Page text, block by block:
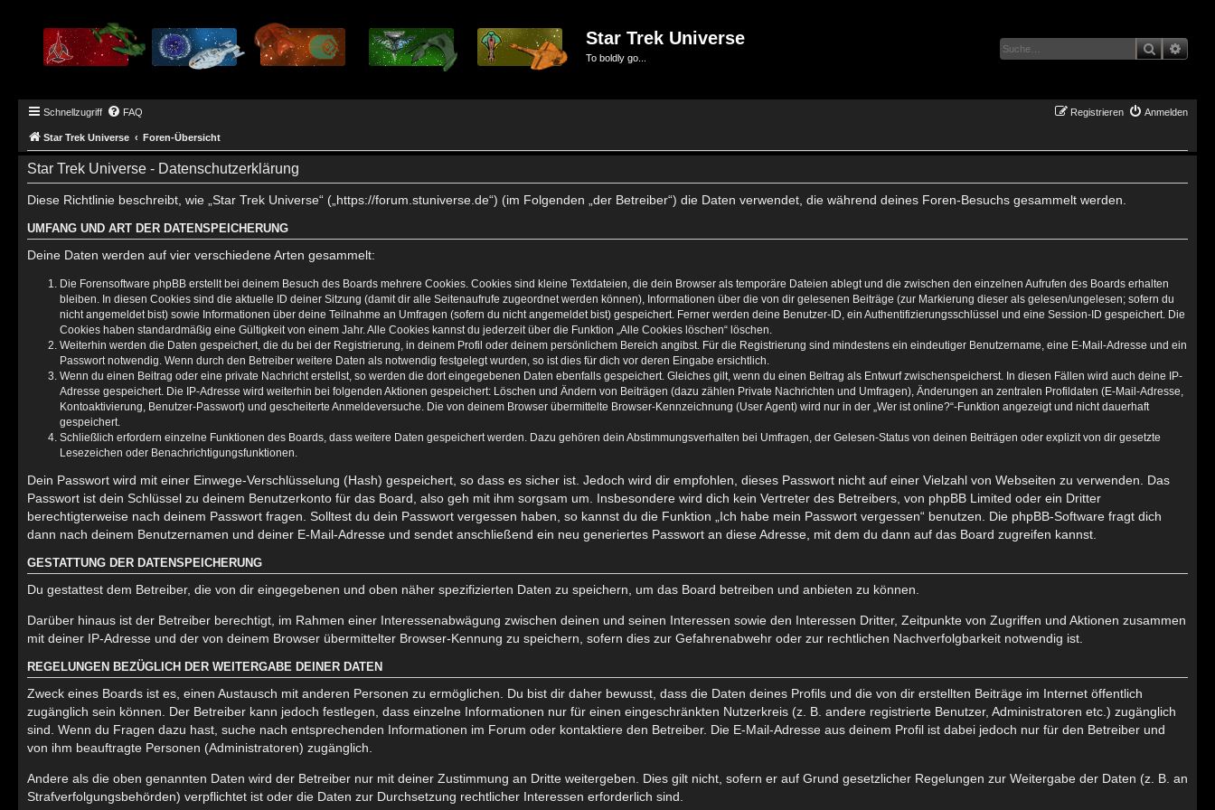
Star Trek Universe
To boldly go...
Suche
Schnellzugriff FAQ Anmelden
Registrieren
Star Trek Universe Foren-Übersicht
Star Trek Universe - Datenschutzerklärung
Diese Richtlinie beschreibt, wie „Star Trek Universe“ („https://forum.stuniverse.de“) (im Folgenden „der Betreiber“) die Daten verwendet, die während deines Foren-Besuchs gesammelt werden.
UMFANG UND ART DER DATENSPEICHERUNG
Deine Daten werden auf vier verschiedene Arten gesammelt:
Die Forensoftware phpBB erstellt bei deinem Besuch des Boards mehrere Cookies. Cookies sind kleine Textdateien, die dein Browser als temporäre Dateien ablegt und die zwischen den einzelnen Aufrufen des Boards erhalten
bleiben. In diesen Cookies sind die aktuelle ID deiner Sitzung (damit dir alle Seitenaufrufe zugeordnet werden können), Informationen über die von dir gelesenen Beiträge (zur Markierung dieser als gelesen/ungelesen; sofern du
nicht angemeldet bist) sowie Informationen über deine Teilnahme an Umfragen (sofern du nicht angemeldet bist) gespeichert. Ferner werden deine Benutzer-ID, ein Authentifizierungsschlüssel und eine Session-ID gespeichert. Die
Cookies haben standardmäßig eine Gültigkeit von einem Jahr. Alle Cookies kannst du jederzeit über die Funktion „Alle Cookies löschen“ löschen.
Weiterhin werden die Daten gespeichert, die du bei der Registrierung, in deinem Profil oder deinem persönlichem Bereich angibst. Für die Registrierung sind mindestens ein eindeutiger Benutzername, eine E-Mail-Adresse und ein
Passwort notwendig. Wenn durch den Betreiber weitere Daten als notwendig festgelegt wurden, so ist dies für dich vor deren Eingabe ersichtlich.
Wenn du einen Beitrag oder eine private Nachricht erstellst, so werden die dort eingegebenen Daten ebenfalls gespeichert. Gleiches gilt, wenn du einen Beitrag als Entwurf zwischenspeicherst. In diesen Fällen wird auch deine IP-
Adresse gespeichert. Die IP-Adresse wird weiterhin bei folgenden Aktionen gespeichert: Löschen und Ändern von Beiträgen (dazu zählen Private Nachrichten und Umfragen), Änderungen an zentralen Profildaten (E-Mail-Adresse,
Kontoaktivierung, Benutzer-Passwort) und gescheiterte Anmeldeversuche. Die von deinem Browser übermittelte Browser-Kennzeichnung (User Agent) wird nur in der „Wer ist online?“-Funktion angezeigt und nicht dauerhaft
gespeichert.
Schließlich erfordern einzelne Funktionen des Boards, dass weitere Daten gespeichert werden. Dazu gehören dein Abstimmungsverhalten bei Umfragen, der Gelesen-Status von deinen Beiträgen oder explizit von dir gesetzte
Lesezeichen oder Benachrichtigungsfunktionen.
Dein Passwort wird mit einer Einwege-Verschlüsselung (Hash) gespeichert, so dass es sicher ist. Jedoch wird dir empfohlen, dieses Passwort nicht auf einer Vielzahl von Webseiten zu verwenden. Das
Passwort ist dein Schlüssel zu deinem Benutzerkonto für das Board, also geh mit ihm sorgsam um. Insbesondere wird dich kein Vertreter des Betreibers, von phpBB Limited oder ein Dritter
berechtigterweise nach deinem Passwort fragen. Solltest du dein Passwort vergessen haben, so kannst du die Funktion „Ich habe mein Passwort vergessen“ benutzen. Die phpBB-Software fragt dich
dann nach deinem Benutzernamen und deiner E-Mail-Adresse und sendet anschließend ein neu generiertes Passwort an diese Adresse, mit dem du dann auf das Board zugreifen kannst.
GESTATTUNG DER DATENSPEICHERUNG
Du gestattest dem Betreiber, die von dir eingegebenen und oben näher spezifizierten Daten zu speichern, um das Board betreiben und anbieten zu können.
Darüber hinaus ist der Betreiber berechtigt, im Rahmen einer Interessenabwägung zwischen deinen und seinen Interessen sowie den Interessen Dritter, Zeitpunkte von Zugriffen und Aktionen zusammen
mit deiner IP-Adresse und der von deinem Browser übermittelter Browser-Kennung zu speichern, sofern dies zur Gefahrenabwehr oder zur rechtlichen Nachverfolgbarkeit notwendig ist.
REGELUNGEN BEZÜGLICH DER WEITERGABE DEINER DATEN
Zweck eines Boards ist es, einen Austausch mit anderen Personen zu ermöglichen. Du bist dir daher bewusst, dass die Daten deines Profils und die von dir erstellten Beiträge im Internet öffentlich
zugänglich sein können. Der Betreiber kann jedoch festlegen, dass einzelne Informationen nur für einen eingeschränkten Nutzerkreis (z. B. andere registrierte Benutzer, Administratoren etc.) zugänglich
sind. Wenn du Fragen dazu hast, suche nach entsprechenden Informationen im Forum oder kontaktiere den Betreiber. Die E-Mail-Adresse aus deinem Profil ist dabei jedoch nur für den Betreiber und
von ihm beauftragte Personen (Administratoren) zugänglich.
Andere als die oben genannten Daten wird der Betreiber nur mit deiner Zustimmung an Dritte weitergeben. Dies gilt nicht, sofern er auf Grund gesetzlicher Regelungen zur Weitergabe der Daten (z. B. an
Strafverfolgungsbehörden) verpflichtet ist oder die Daten zur Durchsetzung rechtlicher Interessen erforderlich sind.